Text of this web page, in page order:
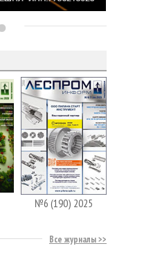
№6 (190) 2025
Все журналы